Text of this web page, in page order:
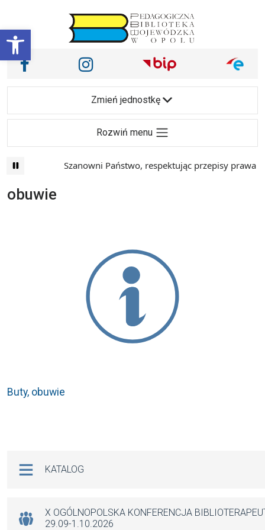
Otwórz pasek narzędzi
Main Navigation
Nasze media społecznościowe i inne
Facebook Instagram
Zmień jednostkę
Rozwiń menu
Szanowni Państwo, respektując przepisy prawa i
obuwie
Buty, obuwie
KATALOG
X OGÓLNOPOLSKA KONFERENCJA
29.09-1.10.2026